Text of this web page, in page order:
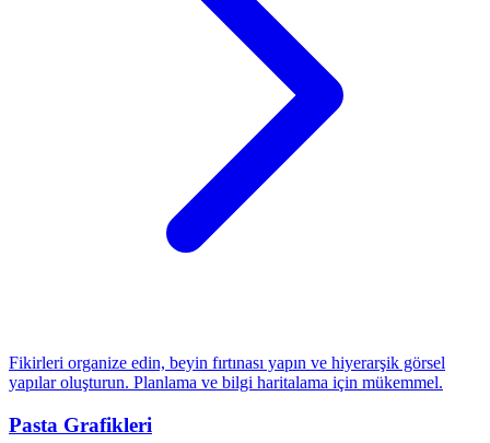
Fikirleri organize edin, beyin fırtınası yapın ve hiyerarşik görsel
yapılar oluşturun. Planlama ve bilgi haritalama için mükemmel.
Pasta Grafikleri